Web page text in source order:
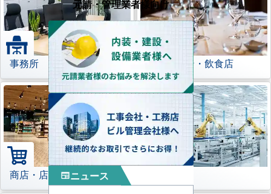
事務所 レストラン・飲食店
商店・店舗
元請・管理業者様向け
newspaperニュース